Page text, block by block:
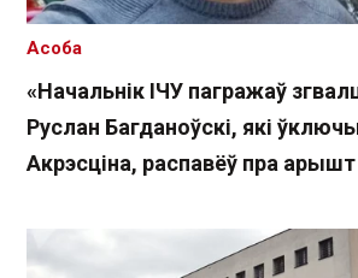
«Начальнік ІЧУ пагражаў
Руслан Багданоўскі, які
Акрэсціна, распавёў пра арышт
Асоба